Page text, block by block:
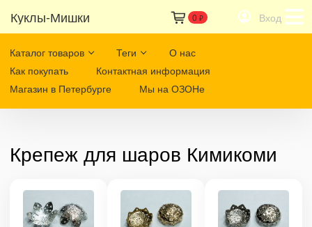
Куклы-Мишки 0 ₽ Вход
Каталог товаров Теги
О нас
Как покупать
Контактная информация
Магазин в Петербурге
Мы на ОЗОНе
Крепеж для шаров Кимикоми